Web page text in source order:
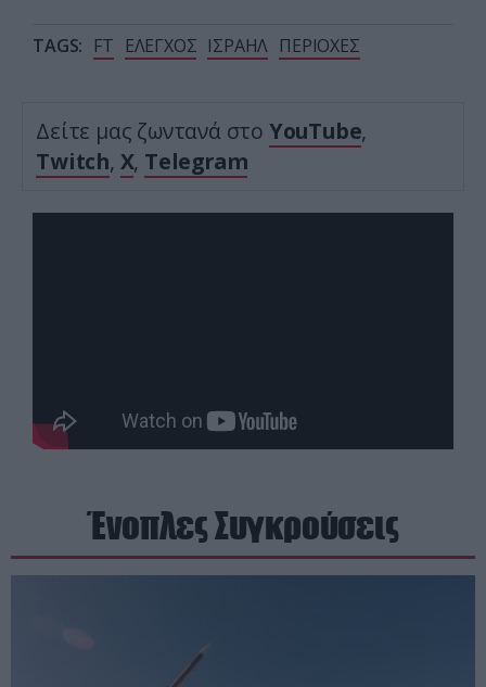
TAGS: FT ΕΛΕΓΧΟΣ ΙΣΡΑΗΛ ΠΕΡΙΟΧΕΣ
Δείτε μας ζωντανά στο YouTube,
Twitch, X, Telegram
Ένοπλες Συγκρούσεις